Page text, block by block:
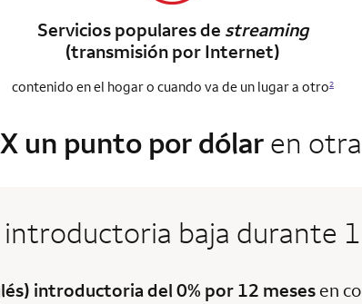
Servicios populares de streaming
(transmisión por Internet)
contenido en el hogar o cuando va de un lugar a otro2
un punto por dólaren
introductoria baja durante
introductoria del 0% por 12 meses en